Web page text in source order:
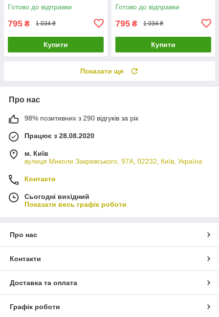
Готово до відправки
795 ₴ 1 034 ₴
Купити
Готово до відправки
795 ₴ 1 034 ₴
Купити
Показати ще
Про нас
98% позитивних з 290 відгуків за рік
Працює з 28.08.2020
м. Київ
вулиця Миколи Закревського, 97А, 02232, Київ, Україна
Контакти
Сьогодні вихідний
Показати весь графік роботи
Про нас
Контакти
Доставка та оплата
Графік роботи